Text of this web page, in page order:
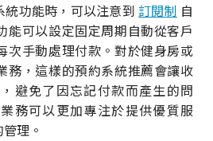
統功能時，可以注意到訂閱制 自
能可以設定固定周期自動從客戶
次手動處理付款。對於健身房或
務，這樣的預約系統推薦會讓收
避免了因忘記付款而產生的問
務可以更加專注於提供優質服
理。